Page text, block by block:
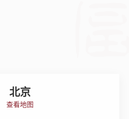
北京
查看地图